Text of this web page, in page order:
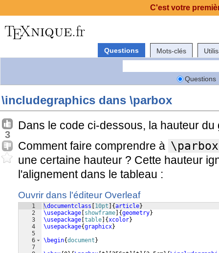
Questions Mots-clés
Questions
\includegraphics dans \parbox
3
Dans le code ci-dessous, la hauteur
Comment faire comprendre à \parbox
une certaine hauteur ? Cette hauteur
l'alignement dans le tableau :
Ouvrir dans l'éditeur Overleaf
1
2
3
4
5
6
7
\documentclass 10pt {article}
\usepackage showframe {geometry}
\usepackage table {xcolor}
\usepackage{graphicx}
\begin{document }
C'est votre